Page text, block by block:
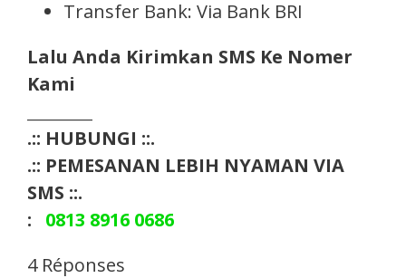
Transfer Bank: Via Bank BRI
Lalu Anda Kirimkan SMS Ke Nomer
Kami
.:: HUBUNGI ::.
.:: PEMESANAN LEBIH NYAMAN VIA
SMS ::.
: 0813 8916 0686
4 Réponses